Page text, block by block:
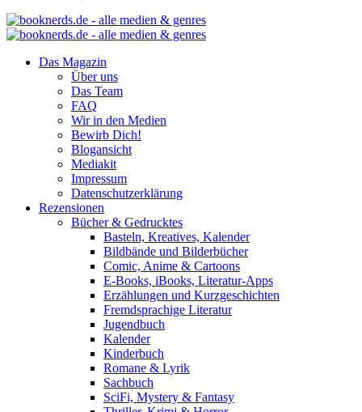
Das Magazin
Über uns
Das Team
FAQ
Wir in den Medien
Bewirb Dich!
Blogansicht
Mediakit
Impressum
Datenschutzerklärung
Rezensionen
Bücher & Gedrucktes
Basteln, Kreatives, Kalender
Bildbände und Bilderbücher
Comic, Anime & Cartoons
E-Books, iBooks, Literatur-Apps
Erzählungen und Kurzgeschichten
Fremdsprachige Literatur
Jugendbuch
Kalender
Kinderbuch
Romane & Lyrik
Sachbuch
SciFi, Mystery & Fantasy